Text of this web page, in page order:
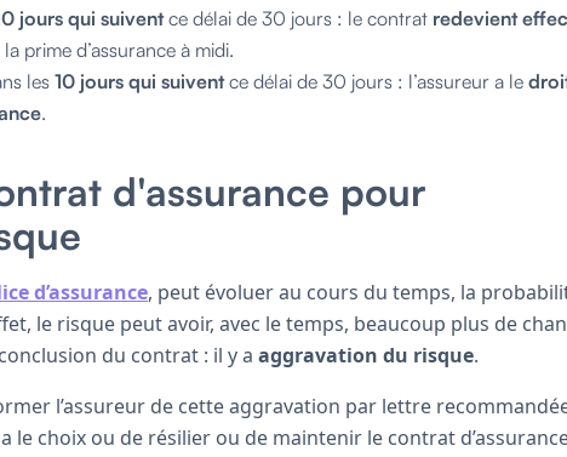
jours qui suiventce délai de 30 jours : le contrat redevient
prime d’assurance à midi.
les 10 jours qui suiventce délai de 30 jours : l’assureur a le
.
d'assurance pour
d’assurance, peut évoluer au cours du temps, la
le risque peut avoir, avec le temps, beaucoup plus de
du contrat : il y a aggravation du risque.
l’assureur de cette aggravation par lettre
le choix ou de résilier ou de maintenir le contrat